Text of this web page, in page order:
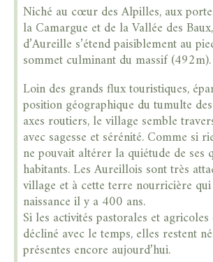
Niché au cœur des Alpilles, aux
la Camargue et de la Vallée des
d’Aureille s’étend paisiblement au
sommet culminant du massif (492m).
Loin des grands flux touristiques,
position géographique du tumulte
axes routiers, le village semble
avec sagesse et sérénité. Comme si
ne pouvait altérer la quiétude de ses
habitants. Les Aureillois sont très
village et à cette terre nourricière
naissance il y a 400 ans.
Si les activités pastorales et
décliné avec le temps, elles restent
présentes encore aujourd’hui.